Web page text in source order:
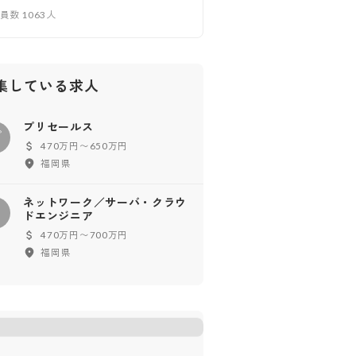
数 1063 人
している求人
プリセールス
470万円〜650万円
福岡県
ネットワーク／サーバ・クラウ
ドエンジニア
470万円〜700万円
福岡県